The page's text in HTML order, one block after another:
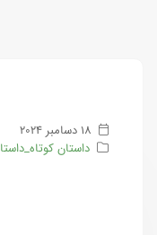
18 دسامبر 2024
داستان